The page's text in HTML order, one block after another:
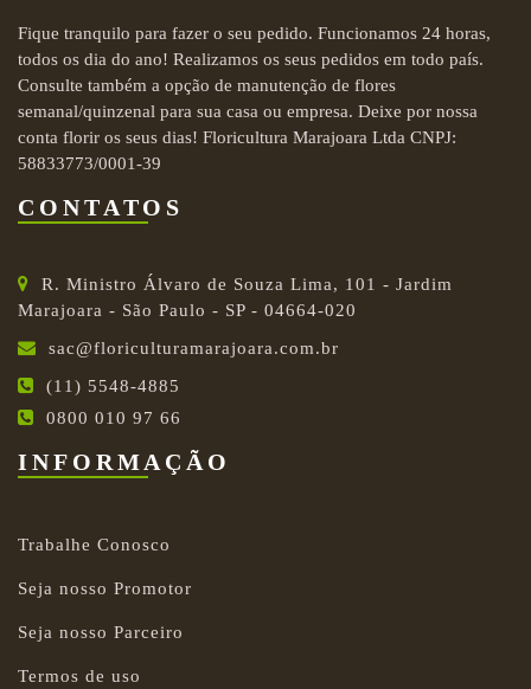
Fique tranquilo para fazer o seu pedido. Funcionamos 24 horas,
todos os dia do ano! Realizamos os seus pedidos em todo país.
Consulte também a opção de manutenção de flores
semanal/quinzenal para sua casa ou empresa. Deixe por nossa
conta florir os seus dias! Floricultura Marajoara Ltda CNPJ:
58833773/0001-39
CONTATOS
R. Ministro Álvaro de Souza Lima, 101 - Jardim
Marajoara - São Paulo - SP - 04664-020
sac@floriculturamarajoara.com.br
(11) 5548-4885
0800 010 97 66
INFORMAÇÃO
Trabalhe Conosco
Seja nosso Promotor
Seja nosso Parceiro
Termos de uso